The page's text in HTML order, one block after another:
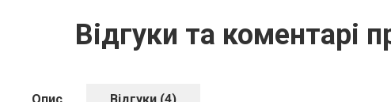
Відгуки та коментарі